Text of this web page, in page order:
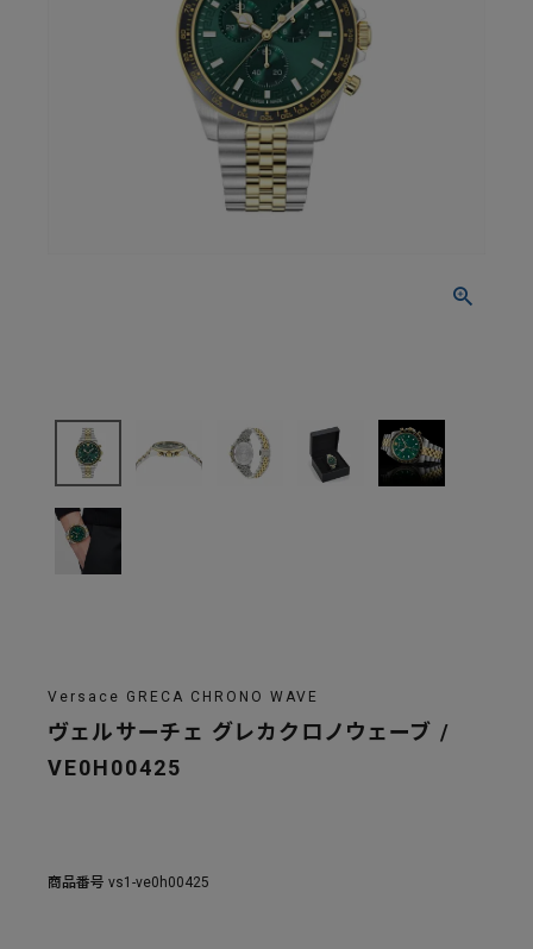
Versace GRECA CHRONO WAVE
ヴェルサーチェ グレカクロノウェーブ /
VE0H00425
商品番号 vs1-ve0h00425